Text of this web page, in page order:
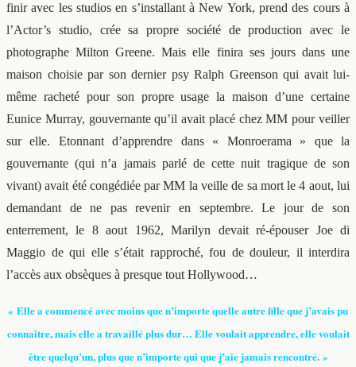
finir avec les studios en s’installant à New York, prend des cours à
l’Actor’s studio, crée sa propre société de production avec le
photographe Milton Greene. Mais elle finira ses jours dans une
maison choisie par son dernier psy Ralph Greenson qui avait lui-
même racheté pour son propre usage la maison d’une certaine
Eunice Murray, gouvernante qu’il avait placé chez MM pour veiller
sur elle. Etonnant d’apprendre dans « Monroerama » que la
gouvernante (qui n’a jamais parlé de cette nuit tragique de son
vivant) avait été congédiée par MM la veille de sa mort le 4 aout, lui
demandant de ne pas revenir en septembre. Le jour de son
enterrement, le 8 aout 1962, Marilyn devait ré-épouser Joe di
Maggio de qui elle s’était rapproché, fou de douleur, il interdira
l’accès aux obsèques à presque tout Hollywood…
« Elle a commencé avec moins que n’importe quelle autre fille que j’avais pu
connaître, mais elle a travaillé plus dur… Elle voulait apprendre, elle voulait
être quelqu’un, plus que n’importe qui que j’aie jamais rencontré. »